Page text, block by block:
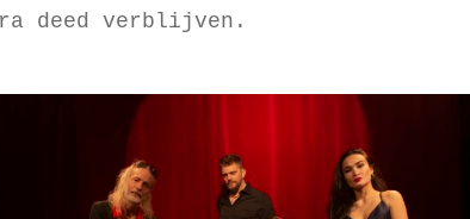
deed verblijven.